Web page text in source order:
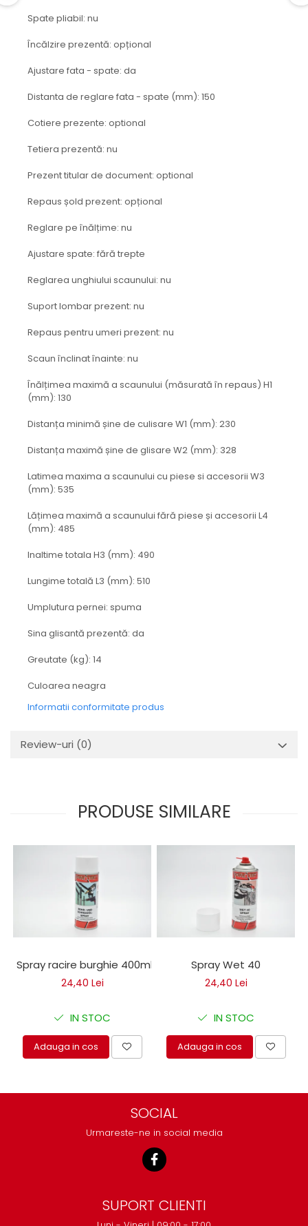
Grup electropompa
MAMMUT LIFT
Mecanice
Hidraulice
Motor electric si pompa hidraulica
burduf
ERHEL - HYDRIS
Electrice
Mecanice
Cilindri si burdufuri protectie
Consumabile
Spate pliabil: nu
Încălzire prezentă: opțional
Ajustare fata - spate: da
Distanta de reglare fata - spate (mm): 150
Cotiere prezente: optional
Tetiera prezentă: nu
Prezent titular de document: optional
Repaus șold prezent: opțional
Reglare pe înălțime: nu
Ajustare spate: fără trepte
Reglarea unghiului scaunului: nu
Suport lombar prezent: nu
Repaus pentru umeri prezent: nu
Scaun înclinat înainte: nu
Înălțimea maximă a scaunului (măsurată în repaus) H1
(mm): 130
Distanța minimă șine de culisare W1 (mm): 230
Distanța maximă șine de glisare W2 (mm): 328
Latimea maxima a scaunului cu piese si accesorii W3
(mm): 535
Lățimea maximă a scaunului fără piese și accesorii L4
(mm): 485
Inaltime totala H3 (mm): 490
Lungime totală L3 (mm): 510
Umplutura pernei: spuma
Sina glisantă prezentă: da
Greutate (kg): 14
Culoarea neagra
Informatii conformitate produs
Review-uri (0)
PRODUSE SIMILARE
Spray racire burghie 400ml
24,40 Lei
IN STOC
Adauga in cos
Spray Wet 40
24,40 Lei
IN STOC
Adauga in cos
SOCIAL
Urmareste-ne in social media
SUPORT CLIENTI